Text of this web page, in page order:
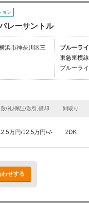
ョン
レーサントル
浜市神奈川区三
ブルーラ
東急東横
ブルーラ
敷/礼/保証/敷引,償却 間取り
万円/12.5万円/-/- 2DK
わせする